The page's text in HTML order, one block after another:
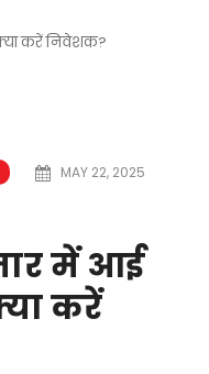
करें निवेशक?
MAY 22, 2025
में आई
करें